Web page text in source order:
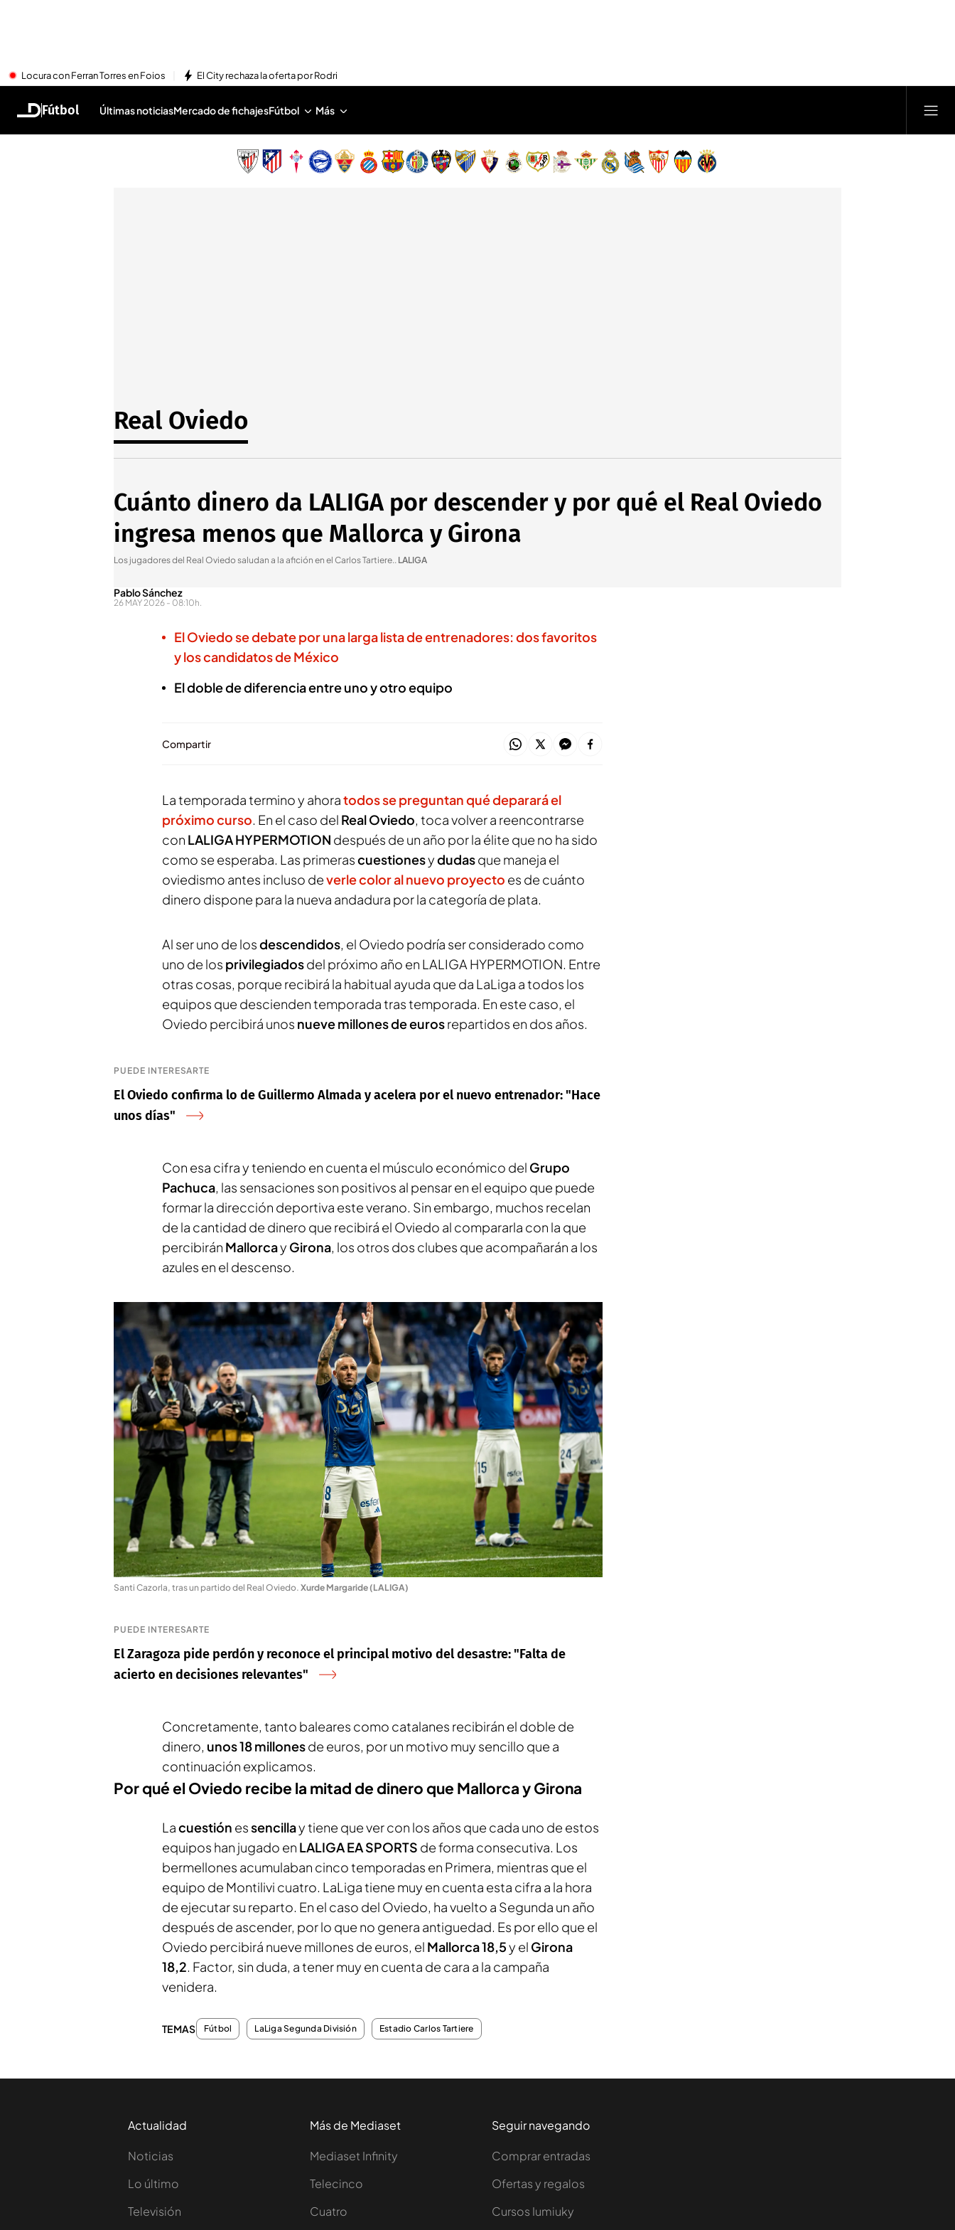
Locura con Ferran Torres en Foios El City rechaza la oferta por Rodri
Fútbol Últimas noticiasMercado de fichajesFútbol Más
Real Oviedo
Cuánto dinero da LALIGA por descender y por qué el Real Oviedo
ingresa menos que Mallorca y Girona
Los jugadores del Real Oviedo saludan a la afición en el Carlos Tartiere.. LALIGA
Pablo Sánchez
26 MAY 2026 - 08:10h.
El Oviedo se debate por una larga lista de entrenadores: dos favoritos
y los candidatos de México
El doble de diferencia entre uno y otro equipo
Compartir
La temporada termino y ahoratodos se preguntan qué deparará el
próximo curso. En el caso del Real Oviedo, toca volver a reencontrarse
con LALIGA HYPERMOTION después de un año por la élite que no ha sido
como se esperaba. Las primerascuestionesydudasque maneja el
oviedismo antes incluso deverle color al nuevo proyecto es de cuánto
dinero dispone para la nueva andadura por la categoría de plata.
Al ser uno de losdescendidos, el Oviedo podría ser considerado como
uno de los privilegiadosdel próximo año en LALIGA HYPERMOTION. Entre
otras cosas, porque recibirá la habitual ayuda que da LaLiga a todos los
equipos que descienden temporada tras temporada. En este caso, el
Oviedo percibirá unos nueve millones de eurosrepartidos en dos años.
PUEDE INTERESARTE
El Oviedo confirma lo de Guillermo Almada y acelera por el nuevo entrenador: "Hace
unos días"
Con esa cifra y teniendo en cuenta el músculo económico del Grupo
Pachuca, las sensaciones son positivos al pensar en el equipo que puede
formar la dirección deportiva este verano. Sin embargo, muchos recelan
de la cantidad de dinero que recibirá el Oviedo al compararla con la que
percibirán Mallorcay Girona, los otros dos clubes que acompañarán a los
azules en el descenso.
Santi Cazorla, tras un partido del Real Oviedo. Xurde Margaride (LALIGA)
PUEDE INTERESARTE
El Zaragoza pide perdón y reconoce el principal motivo del desastre: "Falta de
acierto en decisiones relevantes"
Concretamente, tanto baleares como catalanes recibirán el doble de
dinero, unos 18 millonesde euros, por un motivo muy sencillo que a
continuación explicamos.
Por qué el Oviedo recibe la mitad de dinero que Mallorca y Girona
Lacuestión essencillay tiene que ver con los años que cada uno de estos
equipos han jugado en LALIGA EA SPORTS de forma consecutiva. Los
bermellones acumulaban cinco temporadas en Primera, mientras que el
equipo de Montilivi cuatro. LaLiga tiene muy en cuenta esta cifra a la hora
de ejecutar su reparto. En el caso del Oviedo, ha vuelto a Segunda un año
después de ascender, por lo que no genera antiguedad. Es por ello que el
Oviedo percibirá nueve millones de euros, el Mallorca 18,5y el Girona
18,2. Factor, sin duda, a tener muy en cuenta de cara a la campaña
venidera.
TEMAS Fútbol LaLiga Segunda División Estadio Carlos Tartiere
Actualidad
Noticias
Lo último
Televisión
Más de Mediaset
Mediaset Infinity
Telecinco
Cuatro
Seguir navegando
Comprar entradas
Ofertas y regalos
Cursos Iumiuky